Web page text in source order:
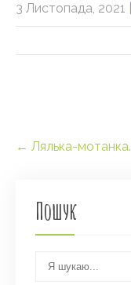
3 Листопада, 2021
Post
navigation
← Лялька-мотанка.
Пошук